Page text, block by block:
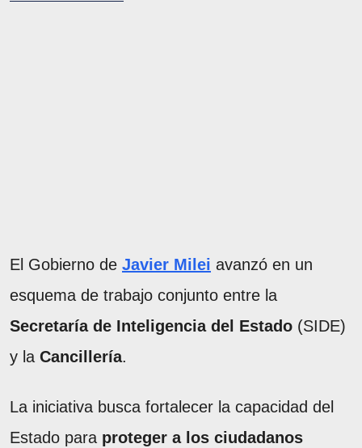
El Gobierno de Javier Milei avanzó en un
esquema de trabajo conjunto entre la
Secretaría de Inteligencia del Estado (SIDE)
y la Cancillería.
La iniciativa busca fortalecer la capacidad del
Estado para proteger a los ciudadanos